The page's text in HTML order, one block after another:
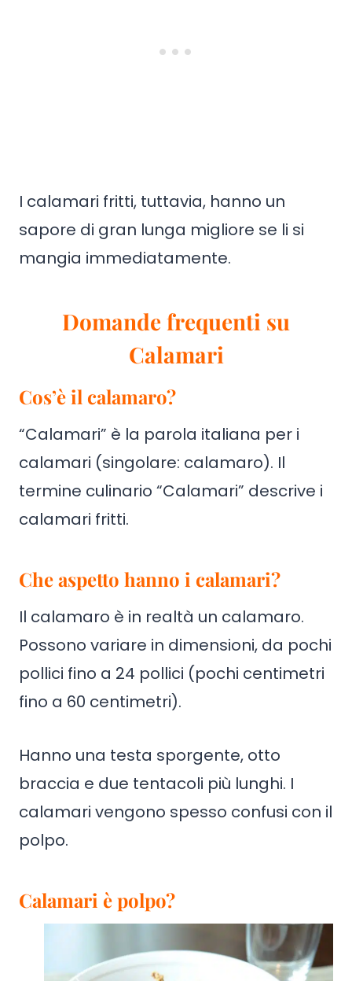
I calamari fritti, tuttavia, hanno un
sapore di gran lunga migliore se li si
mangia immediatamente.
Domande frequenti su
Calamari
Cos’è il calamaro?
“Calamari” è la parola italiana per i
calamari (singolare: calamaro). Il
termine culinario “Calamari” descrive i
calamari fritti.
Che aspetto hanno i calamari?
Il calamaro è in realtà un calamaro.
Possono variare in dimensioni, da pochi
pollici fino a 24 pollici (pochi centimetri
fino a 60 centimetri).
Hanno una testa sporgente, otto
braccia e due tentacoli più lunghi. I
calamari vengono spesso confusi con il
polpo.
Calamari è polpo?